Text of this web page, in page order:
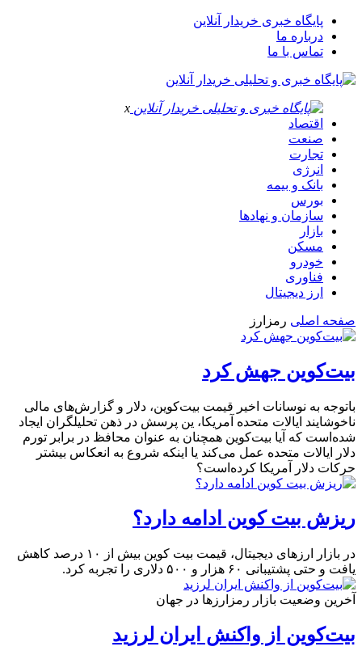
پایگاه خبری خریدار آنلاین
درباره ما
تماس با ما
x
اقتصاد
صنعت
تجارت
انرژی
بانک و بیمه
بورس
سازمان و نهادها
بازار
مسکن
خودرو
فناوری
ارز دیجیتال
صفحه اصلی رمزارز
بیت‌کوین جهش کرد
باتوجه به نوسانات اخیر قیمت بیت‌کوین، دلار و گزارش‌های مالی
ناخوشایند ایالات متحده آمریکا، ین پرسش در ذهن تحلیلگران ایجاد
شده‌است که آیا بیت‌کوین همچنان به عنوان محافظ در برابر تورم
دلار ایالات متحده عمل می‌کند یا اینکه شروع به انعکاس بیشتر
حرکات دلار آمریکا کرده‌است؟
ریزش بیت کوین ادامه دارد؟
در بازار ارزهای دیجیتال، قیمت بیت کوین بیش از ۱۰ درصد کاهش
یافت و حتی پشتیبانی ۶۰ هزار و ۵۰۰ دلاری را تجربه کرد.
آخرین وضعیت بازار رمزارزها در جهان
بیت‌کوین از واکنش ایران لرزید